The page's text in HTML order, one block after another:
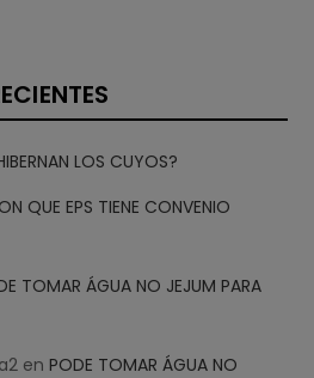
LOS CUYOS?
QUE EPS TIENE CONVENIO
TOMAR ÁGUA NO JEJUM PARA
enPODE TOMAR ÁGUA NO